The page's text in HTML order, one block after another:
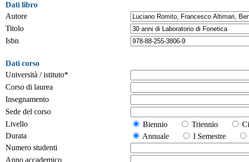
Dati libro
Autore
Titolo
Isbn
Dati corso
Università / istituto*
Corso di laurea
Insegnamento
Sede del corso
Livello
Biennio Triennio
Durata
Annuale I Semestre
Numero studenti
Anno accademico